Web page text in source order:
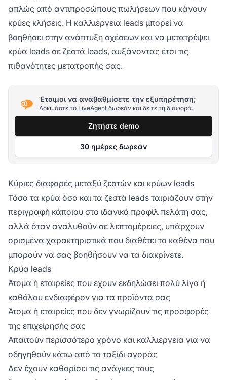
απλώς από αντιπροσώπους πωλήσεων που κάνουν
κρύες κλήσεις. Η καλλιέργεια leads μπορεί να
βοηθήσει στην ανάπτυξη σχέσεων και να μετατρέψει
κρύα leads σε ζεστά leads, αυξάνοντας έτσι τις
πιθανότητες μετατροπής σας.
Έτοιμοι να αναβαθμίσετε την εξυπηρέτηση;
Δοκιμάστε το LiveAgent δωρεάν και δείτε τη διαφορά.
Ζητήστε demo
30 ημέρες δωρεάν
Κύριες διαφορές μεταξύ ζεστών και κρύων leads
Τόσο τα κρύα όσο και τα ζεστά leads ταιριάζουν στην
περιγραφή κάποιου στο ιδανικό προφίλ πελάτη σας,
αλλά όταν αναλυθούν σε λεπτομέρειες, υπάρχουν
ορισμένα χαρακτηριστικά που διαθέτει το καθένα που
μπορούν να σας βοηθήσουν να τα διακρίνετε.
Κρύα leads
Άτομα ή εταιρείες που έχουν εκδηλώσει πολύ λίγο ή
καθόλου ενδιαφέρον για τα προϊόντα σας
Άτομα ή εταιρείες που δεν γνωρίζουν τις προσφορές
της επιχείρησής σας
Απαιτούν περισσότερο χρόνο και καλλιέργεια για να
οδηγηθούν κάτω από το ταξίδι αγοράς
Δεν έχουν καθορίσει τις ανάγκες τους